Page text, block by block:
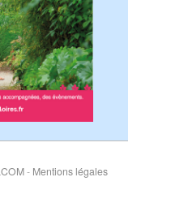
- Mentions légales